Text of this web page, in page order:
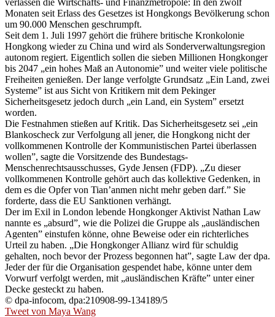
Monaten seit Erlass des Gesetzes ist Hongkongs Bevölkerung schon
um 90.000 Menschen geschrumpft.
Seit dem 1. Juli 1997 gehört die frühere britische Kronkolonie
Hongkong wieder zu China und wird als Sonderverwaltungsregion
autonom regiert. Eigentlich sollen die sieben Millionen Hongkonger
bis 2047 „ein hohes Maß an Autonomie” und weiter viele politische
Freiheiten genießen. Der lange verfolgte Grundsatz „Ein Land, zwei
Systeme” ist aus Sicht von Kritikern mit dem Pekinger
Sicherheitsgesetz jedoch durch „ein Land, ein System” ersetzt
worden.
Die Festnahmen stießen auf Kritik. Das Sicherheitsgesetz sei „ein
Blankoscheck zur Verfolgung all jener, die Hongkong nicht der
vollkommenen Kontrolle der Kommunistischen Partei überlassen
wollen”, sagte die Vorsitzende des Bundestags-
Menschenrechtsausschusses, Gyde Jensen (FDP). „Zu dieser
vollkommenen Kontrolle gehört auch das kollektive Gedenken, in
dem es die Opfer von Tian’anmen nicht mehr geben darf.” Sie
forderte, dass die EU Sanktionen verhängt.
Der im Exil in London lebende Hongkonger Aktivist Nathan Law
nannte es „absurd”, wie die Polizei die Gruppe als „ausländischen
Agenten” einstufen könne, ohne Beweise oder ein richterliches
Urteil zu haben. „Die Hongkonger Allianz wird für schuldig
gehalten, noch bevor der Prozess begonnen hat”, sagte Law der dpa.
Jeder der für die Organisation gespendet habe, könne unter dem
Vorwurf verfolgt werden, mit „ausländischen Kräfte” unter einer
Decke gesteckt zu haben.
© dpa-infocom, dpa:210908-99-134189/5
Tweet von Maya Wang